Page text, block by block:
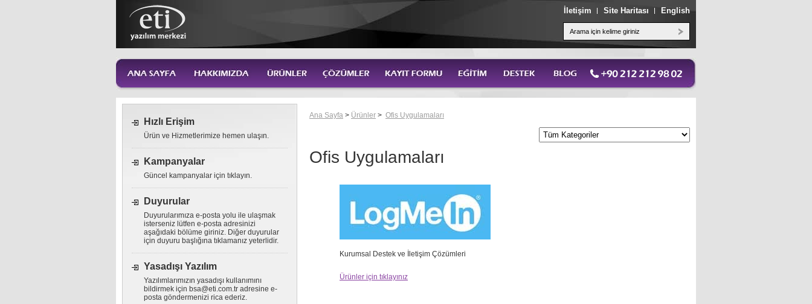
İletişim Site Haritası English
Ana Sayfa > Ürünler > Ofis Uygulamaları
Ofis Uygulamaları
Kurumsal Destek ve İletişim Çözümleri
Ürünler için tıklayınız
Hızlı Erişim
Ürün ve Hizmetlerimize hemen ulaşın.
Kampanyalar
Güncel kampanyalar için tıklayın.
Duyurular
Duyurularımıza e-posta yolu ile ulaşmak
isterseniz lütfen e-posta adresinizi
aşağıdaki bölüme giriniz. Diğer duyurular
için duyuru başlığına tıklamanız yeterlidir.
Yasadışı Yazılım
Yazılımlarımızın yasadışı kullanımını
bildirmek için bsa@eti.com.tr adresine e-
posta göndermenizi rica ederiz.